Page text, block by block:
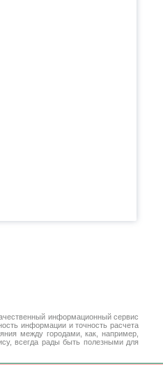
информационный сервис
информации и точность расчета
между городами, как, например,
всегда рады быть полезными для